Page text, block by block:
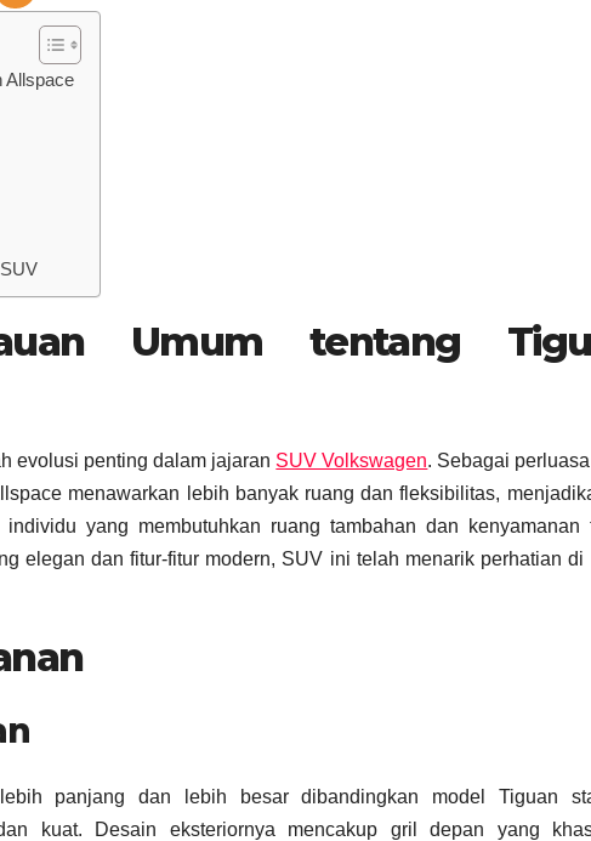
Allspace
Umum tentang
evolusi penting dalam jajaran SUV Volkswagen. Sebagai
menawarkan lebih banyak ruang dan fleksibilitas,
yang membutuhkan ruang tambahan dan kenyamanan
elegan dan fitur-fitur modern, SUV ini telah menarik perhatian di
panjang dan lebih besar dibandingkan model Tiguan
kuat. Desain eksteriornya mencakup gril depan yang